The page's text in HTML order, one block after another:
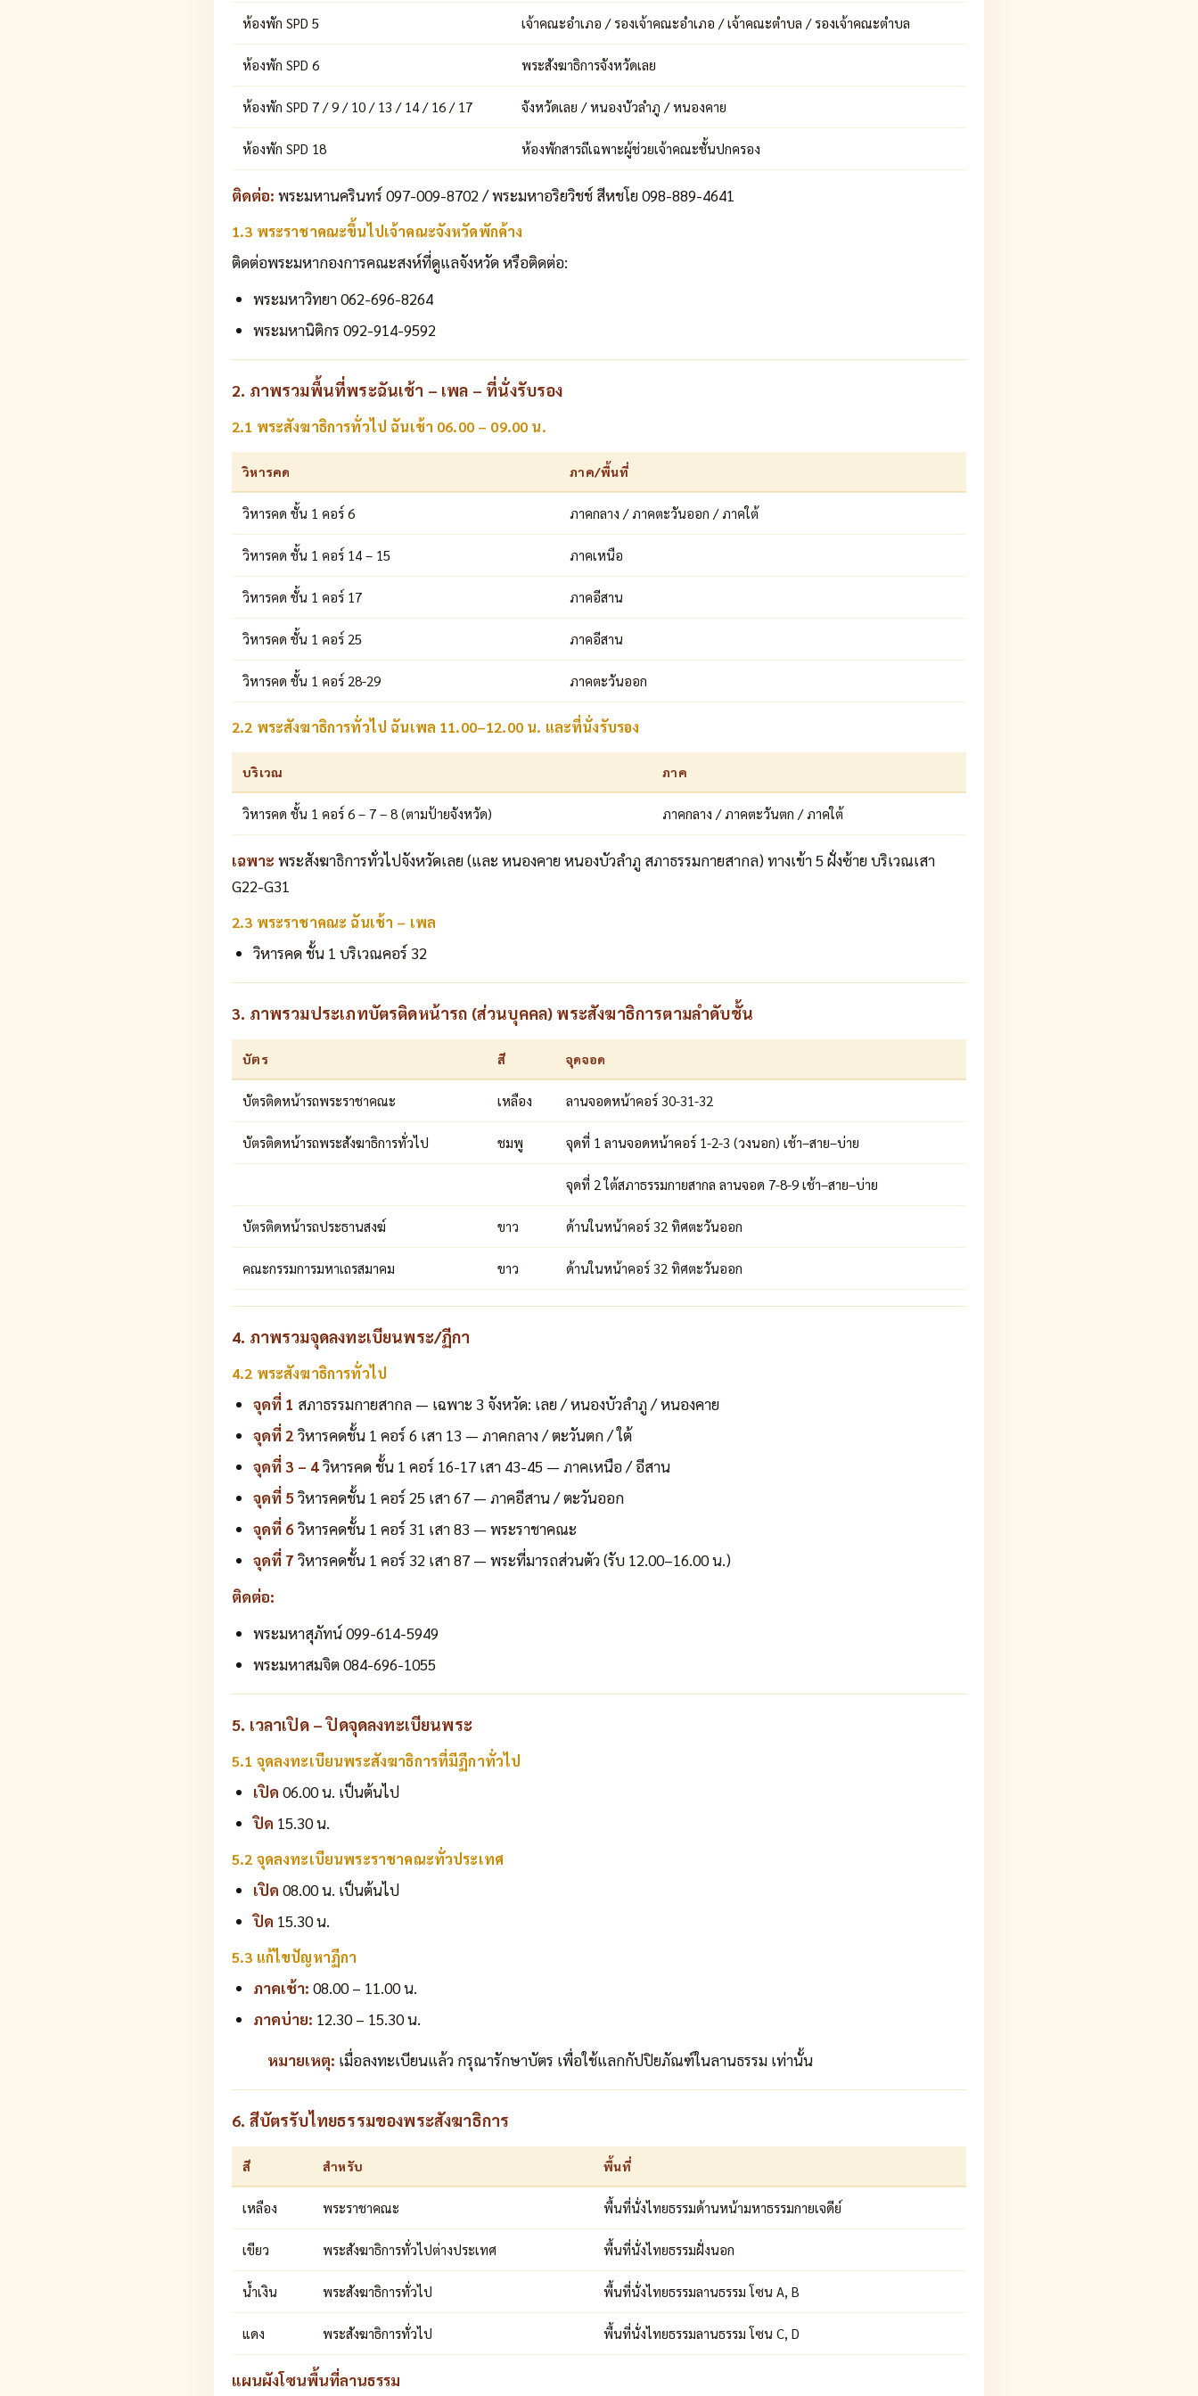
ห้องพัก SPD 5 เจ้าคณะอำเภอ / รองเจ้าคณะอำเภอ / เจ้าคณะตำบล / รองเจ้าคณะตำบล
ห้องพัก SPD 6 พระสังฆาธิการจังหวัดเลย
ห้องพัก SPD 7 / 9 / 10 / 13 / 14 / 16 / 17 จังหวัดเลย / หนองบัวลำภู / หนองคาย
ห้องพัก SPD 18 ห้องพักสารถีเฉพาะผู้ช่วยเจ้าคณะชั้นปกครอง
ติดต่อ: พระมหานครินทร์ 097-009-8702 / พระมหาอริยวิชช์ สีหชโย 098-889-4641
1.3 พระราชาคณะขึ้นไปเจ้าคณะจังหวัดพักค้าง
ติดต่อพระมหากองการคณะสงห์ที่ดูแลจังหวัด หรือติดต่อ:
พระมหาวิทยา 062-696-8264
พระมหานิติกร 092-914-9592
2. ภาพรวมพื้นที่พระฉันเช้า – เพล – ที่นั่งรับรอง
2.1 พระสังฆาธิการทั่วไป ฉันเช้า 06.00 – 09.00 น.
วิหารคด ภาค/พื้นที่
วิหารคด ชั้น 1 คอร์ 6 ภาคกลาง / ภาคตะวันออก / ภาคใต้
วิหารคด ชั้น 1 คอร์ 14 – 15 ภาคเหนือ
วิหารคด ชั้น 1 คอร์ 17 ภาคอีสาน
วิหารคด ชั้น 1 คอร์ 25 ภาคอีสาน
วิหารคด ชั้น 1 คอร์ 28-29 ภาคตะวันออก
2.2 พระสังฆาธิการทั่วไป ฉันเพล 11.00–12.00 น. และที่นั่งรับรอง
บริเวณ ภาค
วิหารคด ชั้น 1 คอร์ 6 – 7 – 8 (ตามป้ายจังหวัด) ภาคกลาง / ภาคตะวันตก / ภาคใต้
เฉพาะ พระสังฆาธิการทั่วไปจังหวัดเลย (และ หนองคาย หนองบัวลำภู สภาธรรมกายสากล) ทางเข้า 5 ฝั่งซ้าย บริเวณเสา
G22-G31
2.3 พระราชาคณะ ฉันเช้า – เพล
วิหารคด ชั้น 1 บริเวณคอร์ 32
3. ภาพรวมประเภทบัตรติดหน้ารถ (ส่วนบุคคล) พระสังฆาธิการตามลำดับชั้น
บัตร สี จุดจอด
บัตรติดหน้ารถพระราชาคณะ เหลือง ลานจอดหน้าคอร์ 30-31-32
บัตรติดหน้ารถพระสังฆาธิการทั่วไป ชมพู จุดที่ 1 ลานจอดหน้าคอร์ 1-2-3 (วงนอก) เช้า–สาย–บ่าย
จุดที่ 2 ใต้สภาธรรมกายสากล ลานจอด 7-8-9 เช้า–สาย–บ่าย
บัตรติดหน้ารถประธานสงฆ์ ขาว ด้านในหน้าคอร์ 32 ทิศตะวันออก
คณะกรรมการมหาเถรสมาคม ขาว ด้านในหน้าคอร์ 32 ทิศตะวันออก
4. ภาพรวมจุดลงทะเบียนพระ/ฏีกา
4.2 พระสังฆาธิการทั่วไป
จุดที่ 1 สภาธรรมกายสากล — เฉพาะ 3 จังหวัด: เลย / หนองบัวลำภู / หนองคาย
จุดที่ 2 วิหารคดชั้น 1 คอร์ 6 เสา 13 — ภาคกลาง / ตะวันตก / ใต้
จุดที่ 3 – 4วิหารคด ชั้น 1 คอร์ 16-17 เสา 43-45 — ภาคเหนือ / อีสาน
จุดที่ 5วิหารคดชั้น 1 คอร์ 25 เสา 67 — ภาคอีสาน / ตะวันออก
จุดที่ 6วิหารคดชั้น 1 คอร์ 31 เสา 83 — พระราชาคณะ
จุดที่ 7 วิหารคดชั้น 1 คอร์ 32 เสา 87 — พระที่มารถส่วนตัว (รับ 12.00–16.00 น.)
ติดต่อ:
พระมหาสุภัทน์ 099-614-5949
พระมหาสมจิต 084-696-1055
5. เวลาเปิด – ปิดจุดลงทะเบียนพระ
5.1 จุดลงทะเบียนพระสังฆาธิการที่มีฏีกาทั่วไป
เปิด 06.00 น. เป็นต้นไป
ปิด 15.30 น.
5.2 จุดลงทะเบียนพระราชาคณะทั่วประเทศ
เปิด 08.00 น. เป็นต้นไป
ปิด 15.30 น.
5.3 แก้ไขปัญหาฏีกา
ภาคเช้า: 08.00 – 11.00 น.
ภาคบ่าย: 12.30 – 15.30 น.
หมายเหตุ: เมื่อลงทะเบียนแล้ว กรุณารักษาบัตร เพื่อใช้แลกกัปปิยภัณฑ์ในลานธรรม เท่านั้น
6. สีบัตรรับไทยธรรมของพระสังฆาธิการ
สี สำหรับ พื้นที่
เหลือง พระราชาคณะ พื้นที่นั่งไทยธรรมด้านหน้ามหาธรรมกายเจดีย์
เขียว พระสังฆาธิการทั่วไปต่างประเทศ พื้นที่นั่งไทยธรรมฝั่งนอก
น้ำเงิน พระสังฆาธิการทั่วไป พื้นที่นั่งไทยธรรมลานธรรม โซน A, B
แดง พระสังฆาธิการทั่วไป พื้นที่นั่งไทยธรรมลานธรรม โซน C, D
แผนผังโซนพื้นที่ลานธรรม